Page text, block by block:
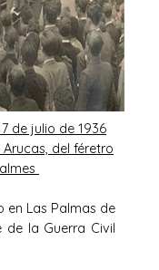
de julio de 1936
del féretro
en Las Palmas de
de la Guerra Civil